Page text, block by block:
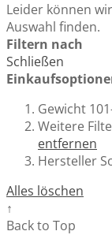
Leider können
Auswahl finden.
Filtern nach
Schließen
Gewicht
Weitere
entfernen
Hersteller
Alles löschen
↑
Back to Top